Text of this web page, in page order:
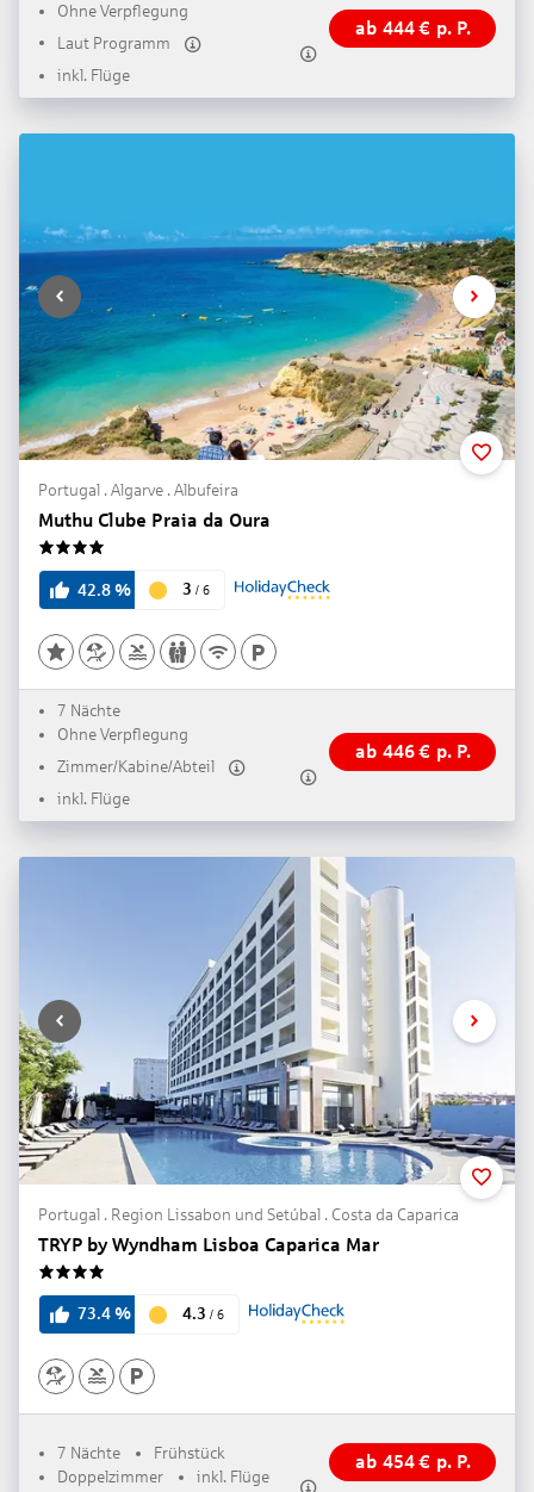
Ohne Verpflegung
Laut Programm
inkl. Flüge
ab 444€ p. P.
Portugal . Algarve . Albufeira
Muthu Clube Praia da Oura
4
42.8% 3 / 6
7 Nächte
Ohne Verpflegung
Zimmer/Kabine/Abteil
inkl. Flüge
ab 446€ p. P.
Portugal . Region Lissabon und Setúbal . Costa da Caparica
TRYP by Wyndham Lisboa Caparica Mar
73.4% 4.3 / 6
7 Nächte
Frühstück
Doppelzimmer
inkl. Flüge
ab 454€ p. P.